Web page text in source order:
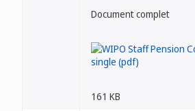
Document complet
161 KB